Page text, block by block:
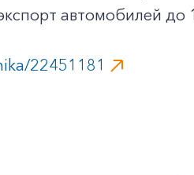
автомобилей до
22451181